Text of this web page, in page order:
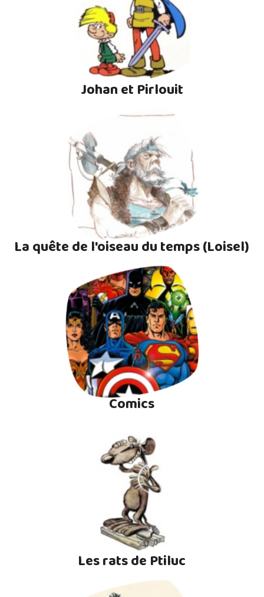
Johan et Pirlouit
La quête de l'oiseau du temps (Loisel)
Comics
Les rats de Ptiluc